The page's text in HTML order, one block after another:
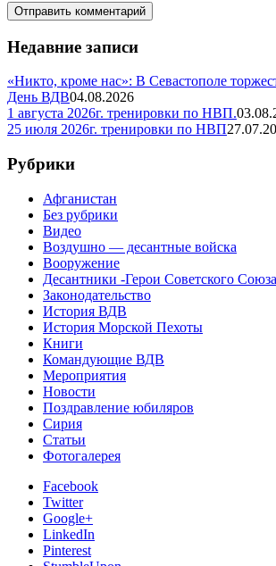
Недавние записи
«Никто, кроме нас»: В Севастополе
День ВДВ04.08.2026
1 августа 2026г. тренировки по НВП.
25 июля 2026г. тренировки по НВП
Рубрики
Афганистан
Без рубрики
Видео
Воздушно — десантные войска
Вооружение
Десантники -Герои Советского Союза
Законодательство
История ВДВ
История Морской Пехоты
Книги
Командующие ВДВ
Мероприятия
Новости
Поздравление юбиляров
Сирия
Статьи
Фотогалерея
Facebook
Twitter
Google+
LinkedIn
Pinterest